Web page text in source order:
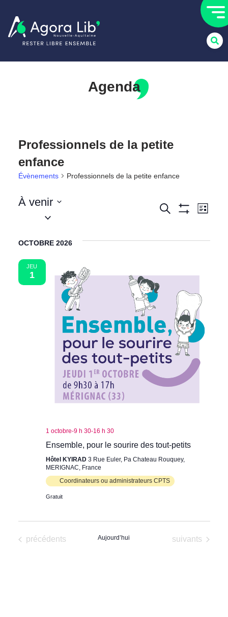
Agenda
Professionnels de la petite
enfance
Évènements Professionnels de la petite enfance
vues
Recherche
Liste
À venir
Sélectionnez
OCTOBRE 2026
JEU
1
1 octobre-9 h 30-16 h 30
Ensemble, pour le sourire des tout‑petits
Hôtel KYIRAD 3 Rue Euler, Pa Chateau Rouquey,
MERIGNAC, France
Coordinateurs ou administrateurs CPTS
Gratuit
Évènements
précédents Aujourd’hui Évènements
suivants